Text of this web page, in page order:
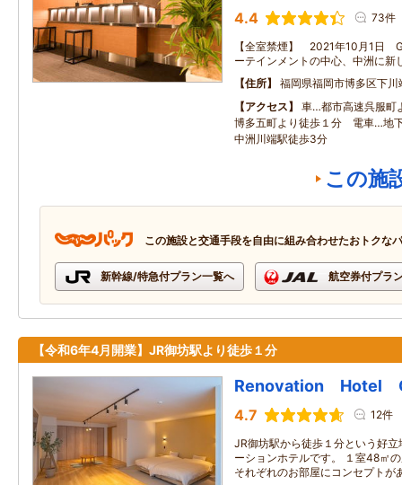
4.4 73件
【全室禁煙】 2021年10月1日
ーテインメントの中心、中洲に新
住所
福岡県福岡市博多区下川
アクセス
車…都市高速呉服
博多五町より徒歩１分 電車…地
中洲川端駅徒歩3分
この施
この施設と交通手段を自由に組み合わせたおトクな
新幹線/特急付プラン一覧へ 航空券付プラ
【令和6年4月開業】JR御坊駅より徒歩１分
Renovation Hotel
4.7 12件
JR御坊駅から徒歩１分という好
ーションホテルです。 １室48㎡
それぞれのお部屋にコンセプトが